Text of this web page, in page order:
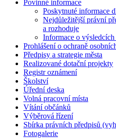
Povinné informace
Poskytnuté informace
Nejdůležitější právní
a rozhoduje
Informace o
Prohlášení o ochraně
Předpisy a strategie města
Realizované dotační projekty
Registr oznámení
Školství
Úřední deska
Volná pracovní místa
Vítání občánků
Výběrová řízení
Sbírka právních předpisů
Fotogalerie